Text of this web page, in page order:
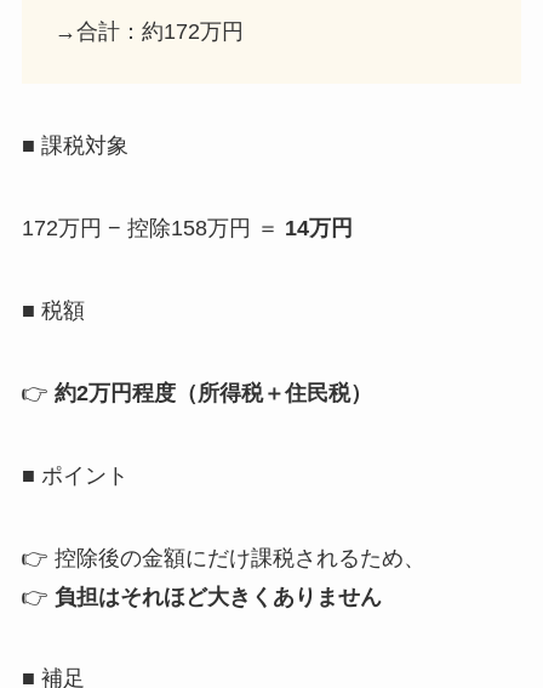
→合計：約172万円
■ 課税対象
172万円 − 控除158万円 ＝ 14万円
■ 税額
👉 約2万円程度（所得税＋住民税）
■ ポイント
👉 控除後の金額にだけ課税されるため、
👉 負担はそれほど大きくありません
■ 補足